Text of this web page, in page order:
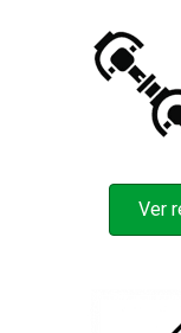
Ver